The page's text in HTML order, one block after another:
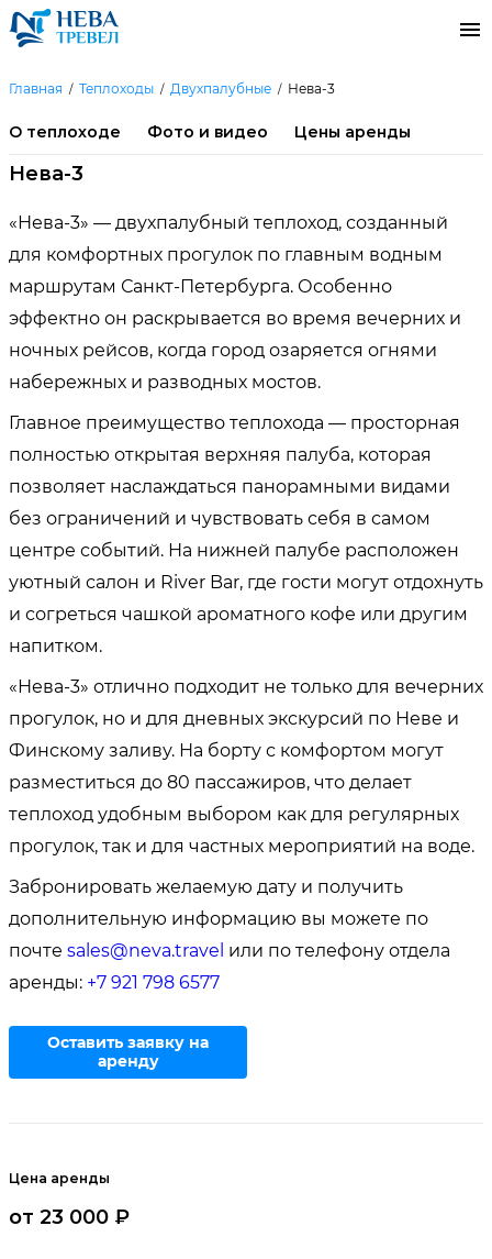
Главная Теплоходы Двухпалубные Нева-3
О теплоходе Фото и видео Цены аренды
Нева-3
«Нева-3» — двухпалубный теплоход, созданный
для комфортных прогулок по главным водным
маршрутам Санкт-Петербурга. Особенно
эффектно он раскрывается во время вечерних и
ночных рейсов, когда город озаряется огнями
набережных и разводных мостов.
Главное преимущество теплохода — просторная
полностью открытая верхняя палуба, которая
позволяет наслаждаться панорамными видами
без ограничений и чувствовать себя в самом
центре событий. На нижней палубе расположен
уютный салон и River Bar, где гости могут отдохнуть
и согреться чашкой ароматного кофе или другим
напитком.
«Нева-3» отлично подходит не только для вечерних
прогулок, но и для дневных экскурсий по Неве и
Финскому заливу. На борту с комфортом могут
разместиться до 80 пассажиров, что делает
теплоход удобным выбором как для регулярных
прогулок, так и для частных мероприятий на воде.
Забронировать желаемую дату и получить
дополнительную информацию вы можете по
почте sales@neva.travel или по телефону отдела
аренды: +7 921 798 6577
Оставить заявку на
аренду
Цена аренды
от 23 000 ₽